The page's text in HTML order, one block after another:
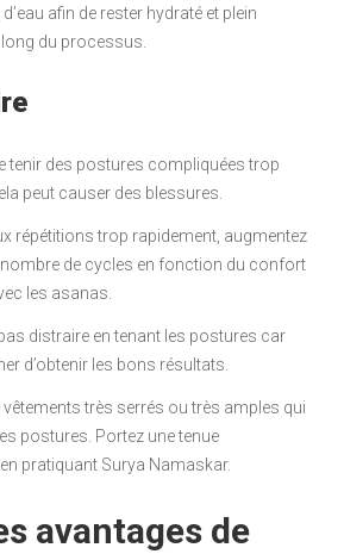
afin de rester hydraté et plein
long du processus.
tenir des postures compliquées trop
peut causer des blessures.
répétitions trop rapidement, augmentez
nombre de cycles en fonction du confort
les asanas.
distraire en tenant les postures car
d’obtenir les bons résultats.
vêtements très serrés ou très amples qui
postures. Portez une tenue
pratiquant Surya Namaskar.
avantages de